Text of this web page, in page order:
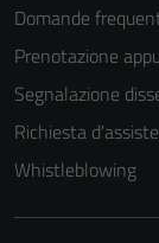
Domande
Prenotazione
Segnalazione
Richiesta
Whistleblowing